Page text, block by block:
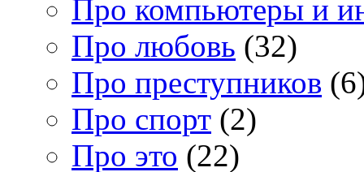
Про компьютеры и
Про любовь (32)
Про преступников
Про спорт (2)
Про это (22)